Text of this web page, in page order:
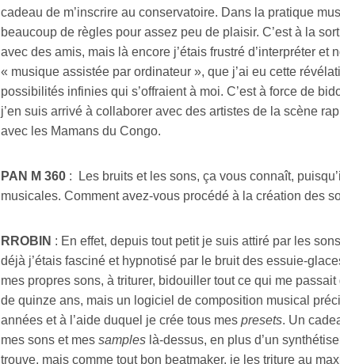
cadeau de m’inscrire au conservatoire. Dans la pratique
beaucoup de règles pour assez peu de plaisir. C’est à la
avec des amis, mais là encore j’étais frustré d’interpréter et
« musique assistée par ordinateur », que j’ai eu cette
possibilités infinies qui s’offraient à moi. C’est à force de
j’en suis arrivé à collaborer avec des artistes de la scène
avec les Mamans du Congo.
PAN M 360 :
Les bruits et les sons, ça vous connaît,
musicales. Comment avez-vous procédé à la création des
RROBIN : En effet, depuis tout petit je suis attiré par les
déjà j’étais fasciné et hypnotisé par le bruit des essuie-
mes propres sons, à triturer, bidouiller tout ce qui me
de quinze ans, mais un logiciel de composition musical
années et à l’aide duquel je crée tous mes presets. Un
mes sons et mes sampleslà-dessus, en plus d’un
trouve, mais comme tout bon beatmaker, je les triture au